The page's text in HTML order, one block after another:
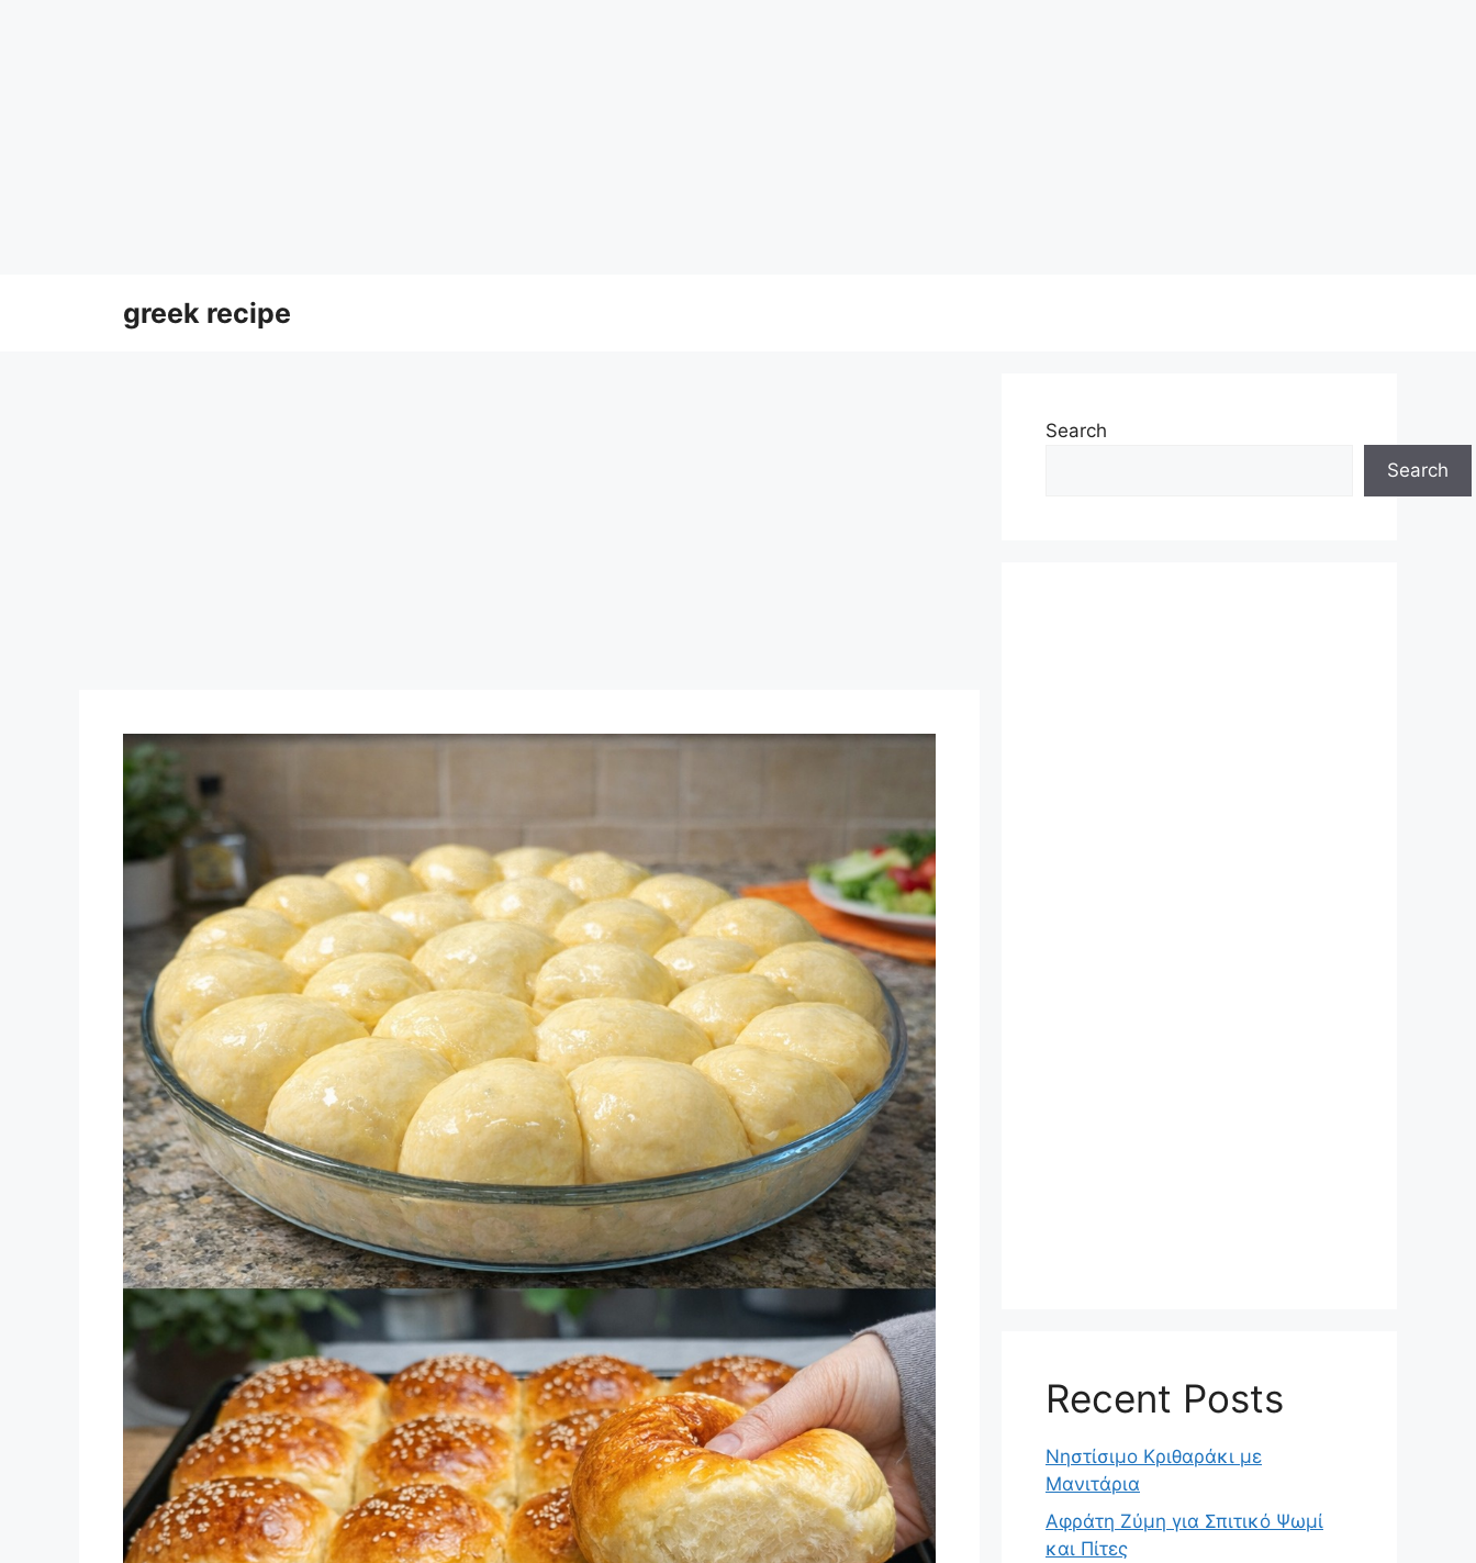
greek recipe
Search
Search
Recent Posts
Νηστίσιμο Κριθαράκι με
Μανιτάρια
Αφράτη Ζύμη για Σπιτικό Ψωμί
και Πίτες